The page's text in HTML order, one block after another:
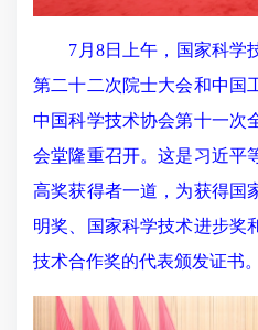
7月8日上午，国家科学
第二十二次院士大会和中国
中国科学技术协会第十一次
会堂隆重召开。这是习近平
高奖获得者一道，为获得国
明奖、国家科学技术进步奖
技术合作奖的代表颁发证书